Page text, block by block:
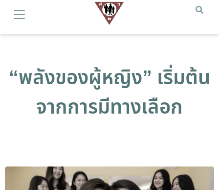
“พลังของผู้หญิง” เริ่มต้น
จากการมีทางเลือก